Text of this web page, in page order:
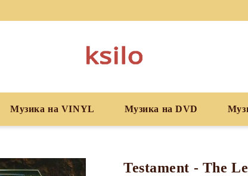
Музика на VINYL Музика на DVD
Testament - The